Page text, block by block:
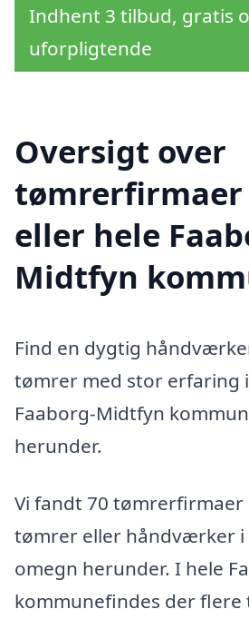
Indhent 3 tilbud, gratis
uforpligtende
Oversigt over
tømrerfirmaer
eller hele
Midtfyn
Find en dygtig
tømrer med stor erfaring
Faaborg-Midtfyn
herunder.
Vi fandt 70 tømrerfirmaer
tømrer eller håndværker i
omegn herunder. I hele
kommunefindes der